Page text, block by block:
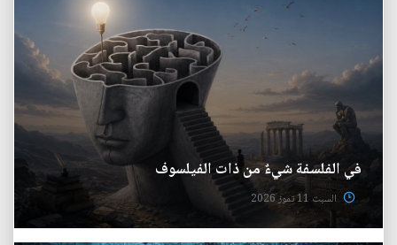
في الفلسفة شيءٌ من ذات الفيلسوف
السبت 11 تموز 2026